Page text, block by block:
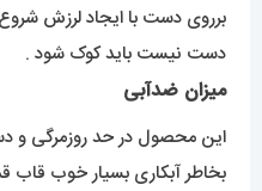
برروی دست با ایجاد لرزش شروع
دست نیست باید کوک شود .
میزان ضدآبی
این محصول در حد روزمرگی
بخاطر آبکاری بسیار خوب